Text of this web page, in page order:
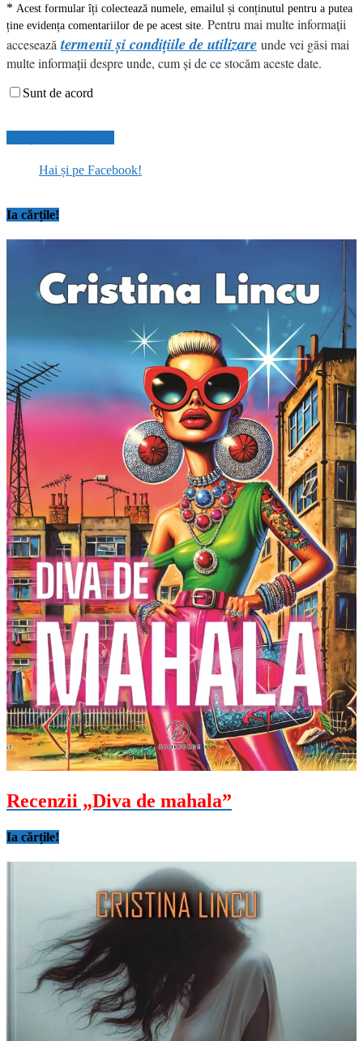
* Acest formular îți colectează numele, emailul și conținutul pentru a putea
ține evidența comentariilor de pe acest site. Pentru mai multe informații
acceseazătermenii și condițiile de utilizare unde vei găsi mai
multe informații despre unde, cum și de ce stocăm aceste date.
Sunt de acord
Hai și pe Facebook!
Ia cărțile!
Recenzii „Diva de mahala”
Ia cărțile!